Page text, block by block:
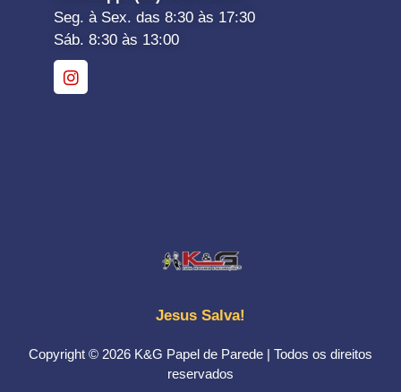
Seg. à Sex. das 8:30 às 17:30
Sáb. 8:30 às 13:00
Jesus Salva!
Copyright © 2026 K&G Papel de Parede | Todos os direitos
reservados